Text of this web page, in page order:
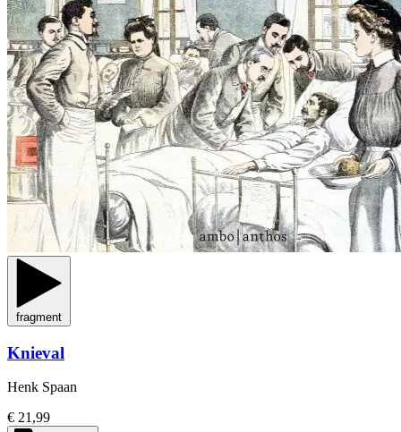
fragment
Knieval
Henk Spaan
€ 21,99